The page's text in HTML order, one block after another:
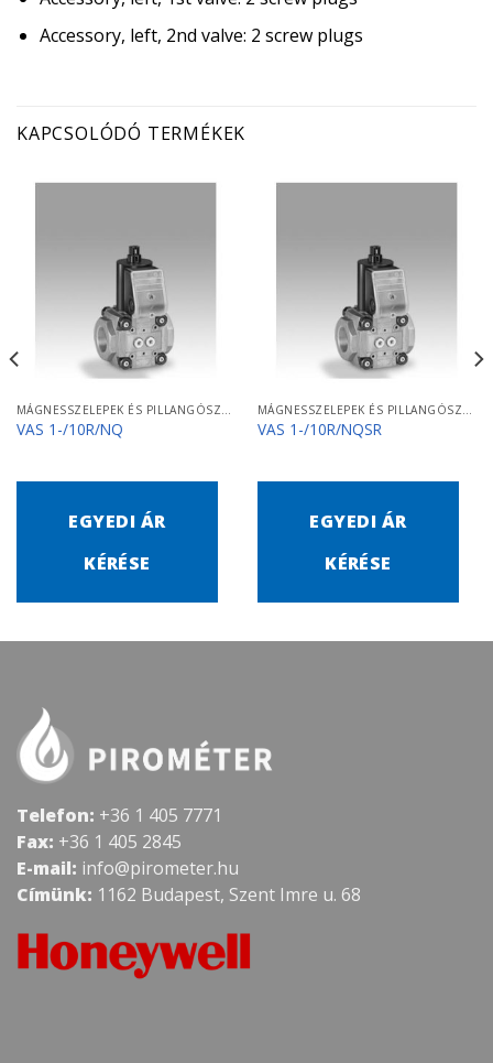
Accessory, left, 2nd valve: 2 screw plugs
KAPCSOLÓDÓ TERMÉKEK
MÁGNESSZELEPEK ÉS PILLANGÓSZELEPEK
VAS 1-/10R/NQ
EGYEDI ÁR
KÉRÉSE
MÁGNESSZELEPEK ÉS PILLANGÓSZELEPEK
VAS 1-/10R/NQSR
EGYEDI ÁR
KÉRÉSE
Telefon: +36 1 405 7771
Fax: +36 1 405 2845
E-mail: info@pirometer.hu
Címünk: 1162 Budapest, Szent Imre u. 68